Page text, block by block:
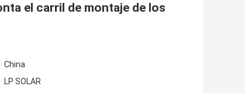
el carril de montaje de los
China
LP SOLAR